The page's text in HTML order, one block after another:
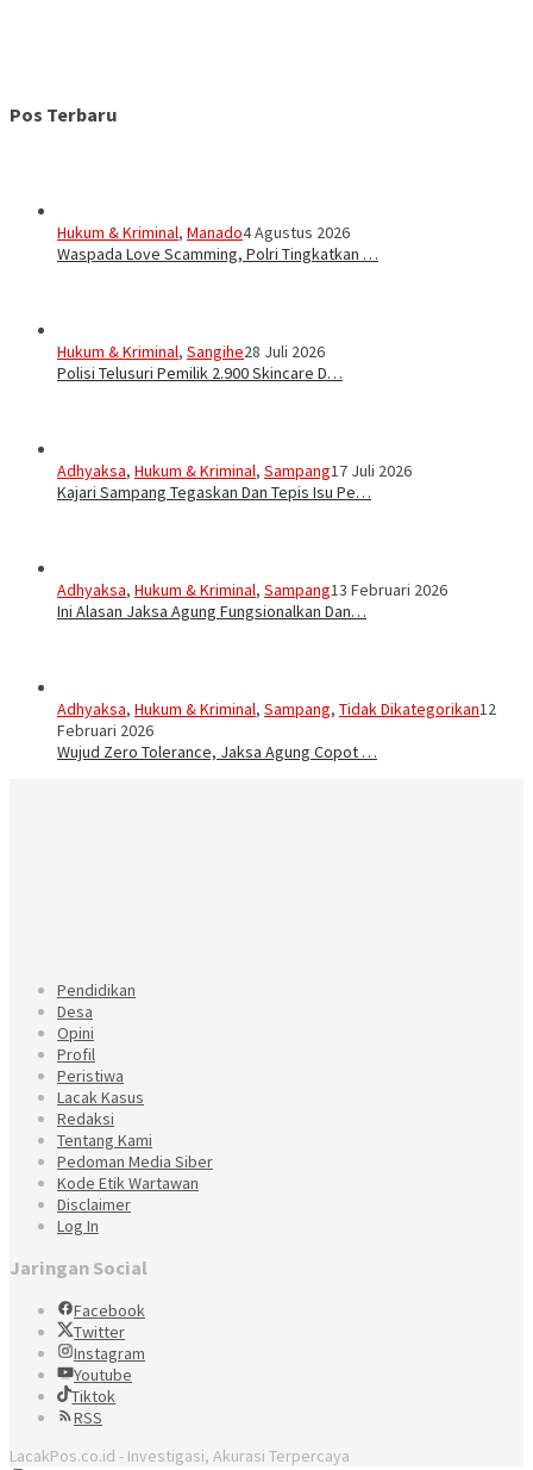
Pos Terbaru
Hukum & Kriminal, Manado4 Agustus 2026
Waspada Love Scamming, Polri Tingkatkan …
Hukum & Kriminal, Sangihe28 Juli 2026
Polisi Telusuri Pemilik 2.900 Skincare D…
Adhyaksa, Hukum & Kriminal, Sampang17 Juli 2026
Kajari Sampang Tegaskan Dan Tepis Isu Pe…
Adhyaksa, Hukum & Kriminal, Sampang13 Februari 2026
Ini Alasan Jaksa Agung Fungsionalkan Dan…
Adhyaksa, Hukum & Kriminal, Sampang, Tidak Dikategorikan12
Februari 2026
Wujud Zero Tolerance, Jaksa Agung Copot …
Pendidikan
Desa
Opini
Profil
Peristiwa
Lacak Kasus
Redaksi
Tentang Kami
Pedoman Media Siber
Kode Etik Wartawan
Disclaimer
Log In
Jaringan Social
Facebook
Twitter
Instagram
Youtube
Tiktok
RSS
LacakPos.co.id - Investigasi, Akurasi Terpercaya